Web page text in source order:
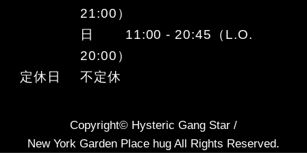
21:00）
日 11:00 - 20:45（L.O.
20:00）
定休日
不定休
Copyright© Hysteric Gang Star /
New York Garden Place hug All Rights Reserved.